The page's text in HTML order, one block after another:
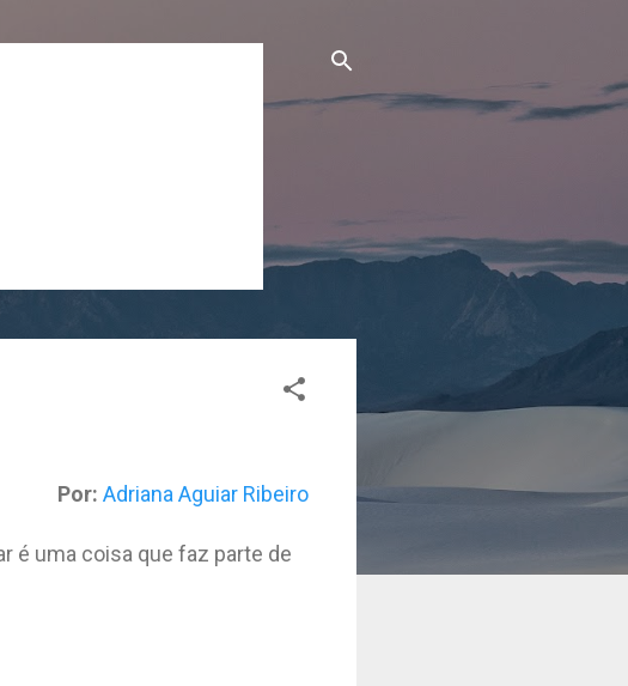
Por: Adriana Aguiar Ribeiro
é uma coisa que faz parte de